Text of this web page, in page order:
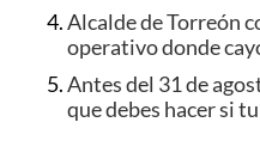
Alcalde de Torreón
operativo donde
Antes del 31 de
que debes hacer si